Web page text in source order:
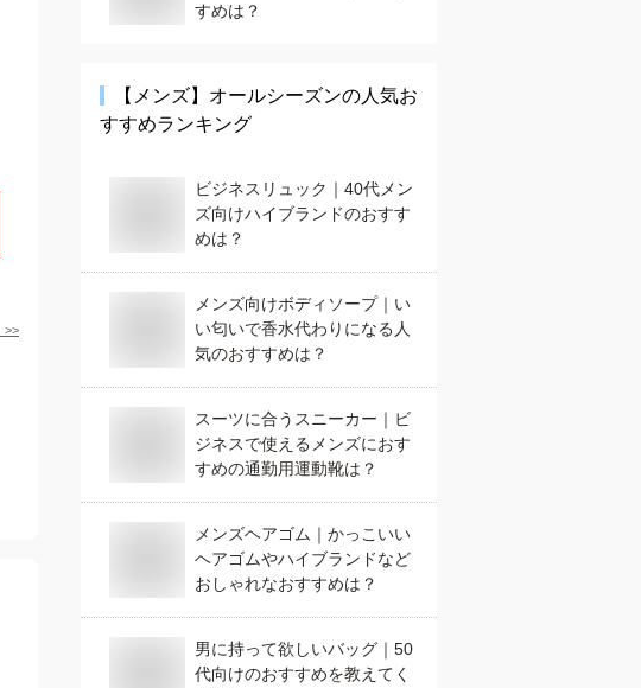
>>
すめは？
【メンズ】 オールシーズンの人気お
すすめランキング
ビジネスリュック｜40代メン
ズ向けハイブランドのおすす
めは？
メンズ向けボディソープ｜い
い匂いで香水代わりになる人
気のおすすめは？
スーツに合うスニーカー｜ビ
ジネスで使えるメンズにおす
すめの通勤用運動靴は？
メンズヘアゴム｜かっこいい
ヘアゴムやハイブランドなど
おしゃれなおすすめは？
男に持って欲しいバッグ｜50
代向けのおすすめを教えてく